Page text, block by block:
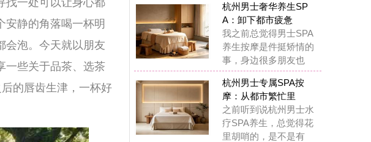
现在我真的觉得杭州男
士专属水疗SPA完全是
我们杭州男生的“解
解锁杭州男士水疗SPA
按摩：唤醒疲惫
我这一年多踩过杭州男
不少，也给大家提几
圆满K歌沐足